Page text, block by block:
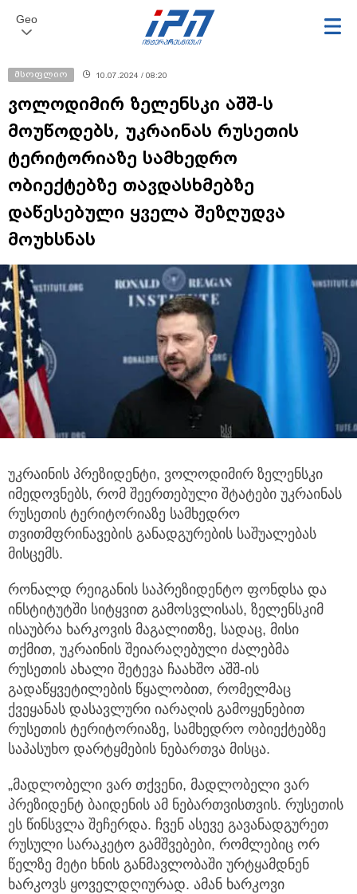
Geo
მსოფლიო 10.07.2024 / 08:20
ვოლოდიმირ ზელენსკი აშშ-ს
მოუწოდებს, უკრაინას რუსეთის
ტერიტორიაზე სამხედრო
ობიექტებზე თავდასხმებზე
დაწესებული ყველა შეზღუდვა
მოუხსნას
უკრაინის პრეზიდენტი, ვოლოდიმირ ზელენსკი
იმედოვნებს, რომ შეერთებული შტატები უკრაინას
რუსეთის ტერიტორიაზე სამხედრო
თვითმფრინავების განადგურების საშუალებას
მისცემს.
რონალდ რეიგანის საპრეზიდენტო ფონდსა და
ინსტიტუტში სიტყვით გამოსვლისას, ზელენსკიმ
ისაუბრა ხარკოვის მაგალითზე, სადაც, მისი
თქმით, უკრაინის შეიარაღებული ძალებმა
რუსეთის ახალი შეტევა ჩაახშო აშშ-ის
გადაწყვეტილების წყალობით, რომელმაც
ქვეყანას დასავლური იარაღის გამოყენებით
რუსეთის ტერიტორიაზე, სამხედრო ობიექტებზე
საპასუხო დარტყმების ნებართვა მისცა.
„მადლობელი ვარ თქვენი, მადლობელი ვარ
პრეზიდენტ ბაიდენის ამ ნებართვისთვის. რუსეთის
ეს წინსვლა შეჩერდა. ჩვენ ასევე გავანადგურეთ
რუსული სარაკეტო გამშვებები, რომლებიც ორ
წელზე მეტი ხნის განმავლობაში ურტყამდნენ
ხარკოვს ყოველდღიურად. ამან ხარკოვი